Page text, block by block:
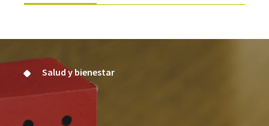
Salud y bienestar